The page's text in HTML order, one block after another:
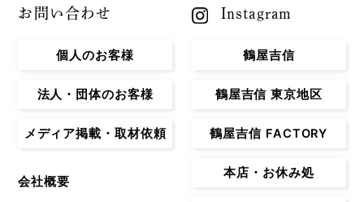
お問い合わせ
個人のお客様
法人・団体のお客様
メディア掲載・取材依頼
会社概要
Instagram
鶴屋吉信
鶴屋吉信 東京地区
鶴屋吉信 FACTORY
本店・お休み処